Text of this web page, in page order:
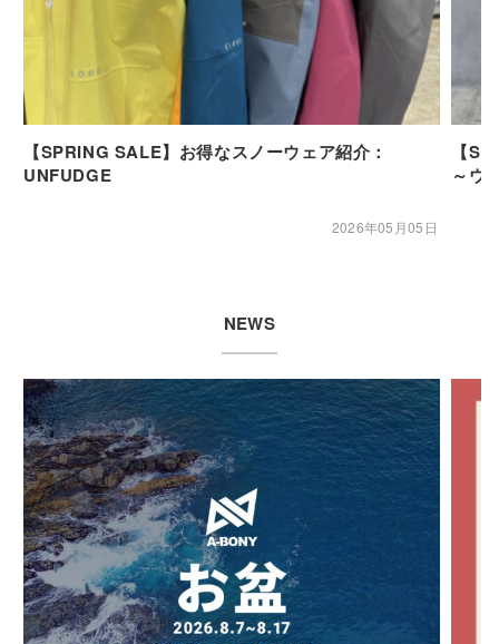
【SPRING SALE】お得なスノーウェア紹介：
UNFUDGE
2026年05月05日
【
～ウ
NEWS